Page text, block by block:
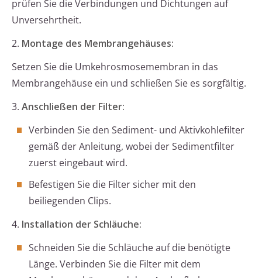
prüfen Sie die Verbindungen und Dichtungen auf
Unversehrtheit.
2. Montage des Membrangehäuses:
Setzen Sie die Umkehrosmosemembran in das
Membrangehäuse ein und schließen Sie es sorgfältig.
3. Anschließen der Filter:
Verbinden Sie den Sediment- und Aktivkohlefilter
gemäß der Anleitung, wobei der Sedimentfilter
zuerst eingebaut wird.
Befestigen Sie die Filter sicher mit den
beiliegenden Clips.
4. Installation der Schläuche:
Schneiden Sie die Schläuche auf die benötigte
Länge. Verbinden Sie die Filter mit dem